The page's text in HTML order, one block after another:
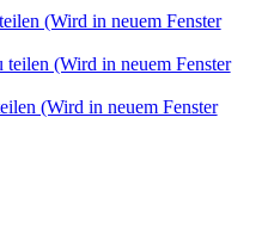
(Wird in neuem Fenster
(Wird in neuem Fenster
(Wird in neuem Fenster